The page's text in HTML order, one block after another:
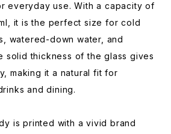
everyday use. With a capacity of
it is the perfect size for cold
watered-down water, and
solid thickness of the glass gives
making it a natural fit for
and dining.
is printed with a vivid brand